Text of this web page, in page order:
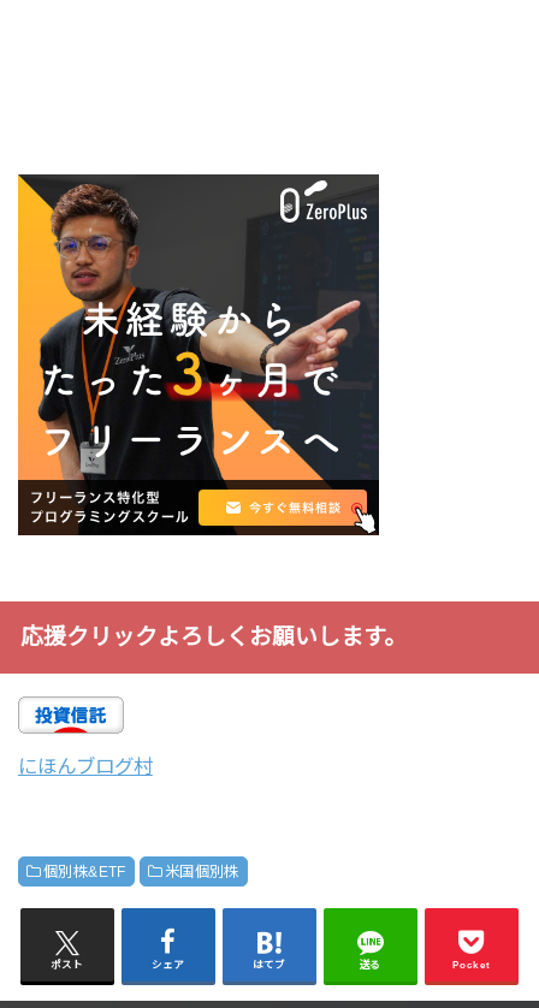
応援クリックよろしくお願いします。
にほんブログ村
個別株&ETF 米国個別株
ポスト シェア はてブ 送る Pocket